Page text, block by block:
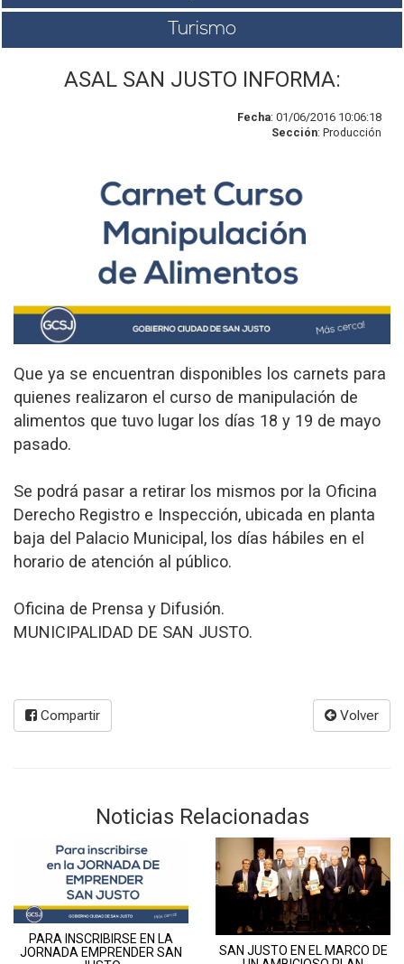
Turismo
ASAL SAN JUSTO INFORMA:
Fecha: 01/06/2016 10:06:18
Sección: Producción
Que ya se encuentran disponibles los carnets para
quienes realizaron el curso de manipulación de
alimentos que tuvo lugar los días 18 y 19 de mayo
pasado.
Se podrá pasar a retirar los mismos por la Oficina
Derecho Registro e Inspección, ubicada en planta
baja del Palacio Municipal, los días hábiles en el
horario de atención al público.
Oficina de Prensa y Difusión.
MUNICIPALIDAD DE SAN JUSTO.
Compartir Volver
Noticias Relacionadas
PARA INSCRIBIRSE EN LA
JORNADA EMPRENDER SAN
SAN JUSTO EN EL MARCO DE